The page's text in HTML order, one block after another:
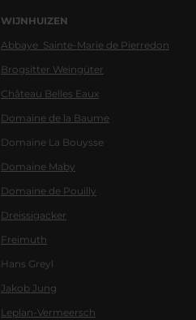
WIJNHUIZEN
Abbaye Sainte-Marie de Pierredon
Brogsitter Weingüter
Château Belles Eaux
Domaine de la Baume
Domaine La Bouysse
Domaine Maby
Domaine de Pouilly
Dreissigacker
Freimuth
Hans Greyl
Jakob Jung
Leplan-Vermeersch